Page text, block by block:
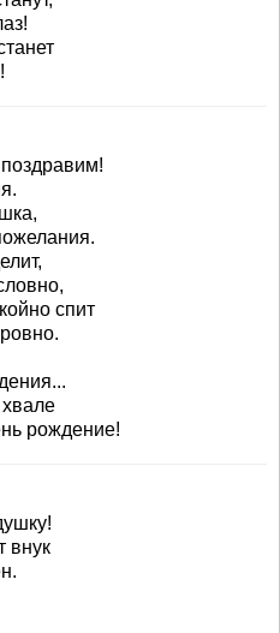
спит
рождение!
внук